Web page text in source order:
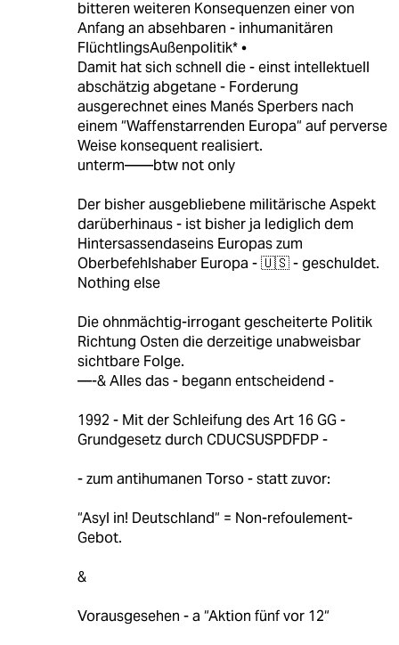
bitteren weiteren Konsequenzen einer von
Anfang an absehbaren - inhumanitären
FlüchtlingsAußenpolitik* •
Damit hat sich schnell die - einst intellektuell
abschätzig abgetane - Forderung
ausgerechnet eines Manés Sperbers nach
einem “Waffenstarrenden Europa“ auf perverse
Weise konsequent realisiert.
unterm——btw not only
Der bisher ausgebliebene militärische Aspekt
darüberhinaus - ist bisher ja lediglich dem
Hintersassendaseins Europas zum
Oberbefehlshaber Europa - 🇺🇸 - geschuldet.
Nothing else
Die ohnmächtig-irrogant gescheiterte Politik
Richtung Osten die derzeitige unabweisbar
sichtbare Folge.
—-& Alles das - begann entscheidend -
1992 - Mit der Schleifung des Art 16 GG -
Grundgesetz durch CDUCSUSPDFDP -
- zum antihumanen Torso - statt zuvor:
“Asyl in! Deutschland“ = Non-refoulement-
Gebot.
&
Vorausgesehen - a “Aktion fünf vor 12“